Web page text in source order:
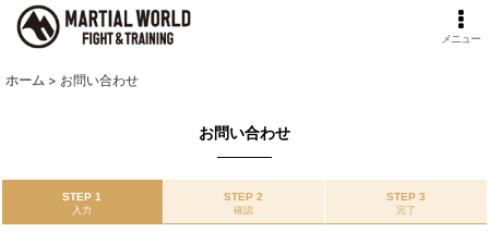
メニュー
ホーム > お問い合わせ
お問い合わせ
STEP 1
入力
STEP 2
確認
STEP 3
完了